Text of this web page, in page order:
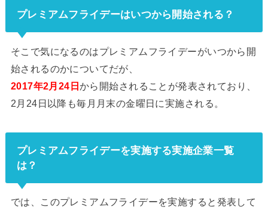
プレミアムフライデーはいつから開始される？
そこで気になるのはプレミアムフライデーがいつから開
始されるのかについてだが、
2017年2月24日から開始されることが発表されており、
2月24日以降も毎月月末の金曜日に実施される。
プレミアムフライデーを実施する実施企業一覧
は？
では、このプレミアムフライデーを実施すると発表して